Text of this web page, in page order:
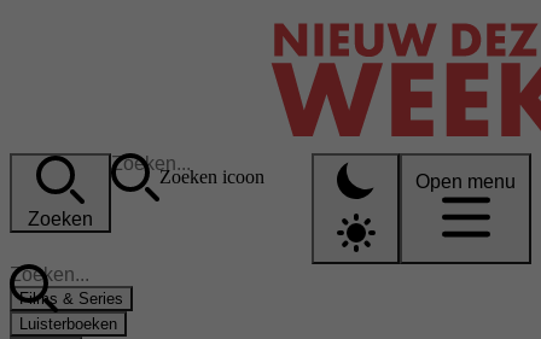
Zoeken
Zoeken icoon Open menu
Films & Series
Luisterboeken